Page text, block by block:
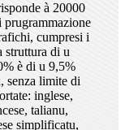
à 20000
prugrammazione
cumpresi i
di u
è di u 9,5%
senza limite di
inglese,
talianu,
simplificatu,